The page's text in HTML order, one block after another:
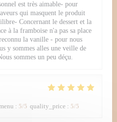
est très aimable- pour
qui masquent le produit
Concernant le dessert et la
à la framboise n'a pas sa place
la vanille - pour nous
y sommes alles une veille de
sommes un peu déçu.
: 5/5 quality_price : 5/5